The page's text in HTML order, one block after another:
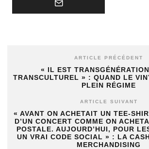
ARTICLE PRÉCÉDENT
« IL EST
TRANSCULTUREL » : QUAND LE
PLEIN RÉGIME
ARTICLE SUIVANT
« AVANT ON ACHETAIT UN TEE-
D’UN CONCERT COMME ON
POSTALE. AUJOURD’HUI, POUR
UN VRAI CODE SOCIAL » : LA
MERCHANDISING